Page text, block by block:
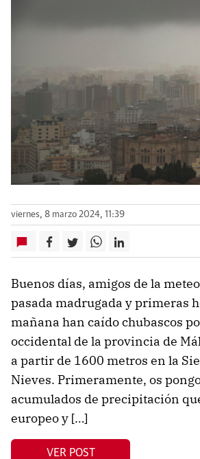
viernes, 8 marzo 2024, 11:39
Buenos días, amigos de la
pasada madrugada y primeras
mañana han caído chubascos
occidental de la provincia de
a partir de 1600 metros en la
Nieves. Primeramente, os
acumulados de precipitación
europeo y […]
VER POST